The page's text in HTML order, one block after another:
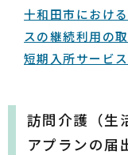
十和田市におけ
スの継続利用の
短期入所サービ
訪問介護（生
アプランの届